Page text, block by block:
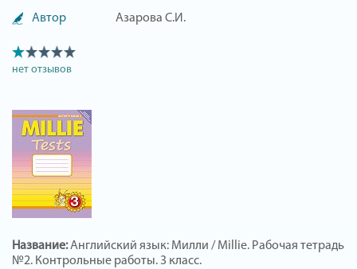
Автор Азарова С.И.
нет отзывов
Название:Английский язык: Милли / Millie. Рабочая тетрадь
№2. Контрольные работы. 3 класс.